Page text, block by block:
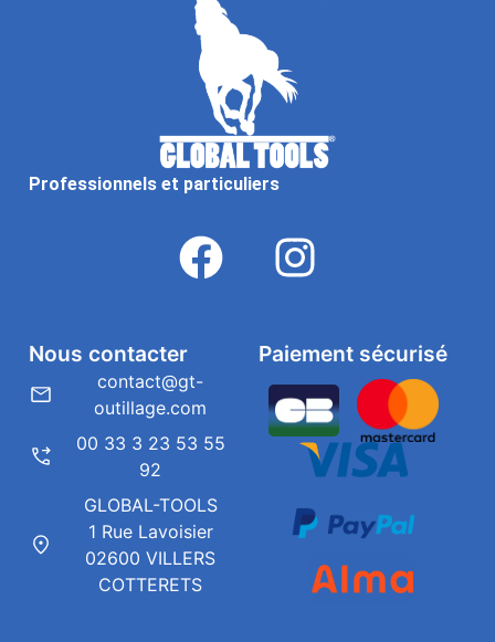
Professionnels et particuliers
Paiement sécurisé
Nous contacter
contact@gt-
outillage.com
00 33 3 23 53 55
92
GLOBAL-TOOLS
1 Rue Lavoisier
02600 VILLERS
COTTERETS